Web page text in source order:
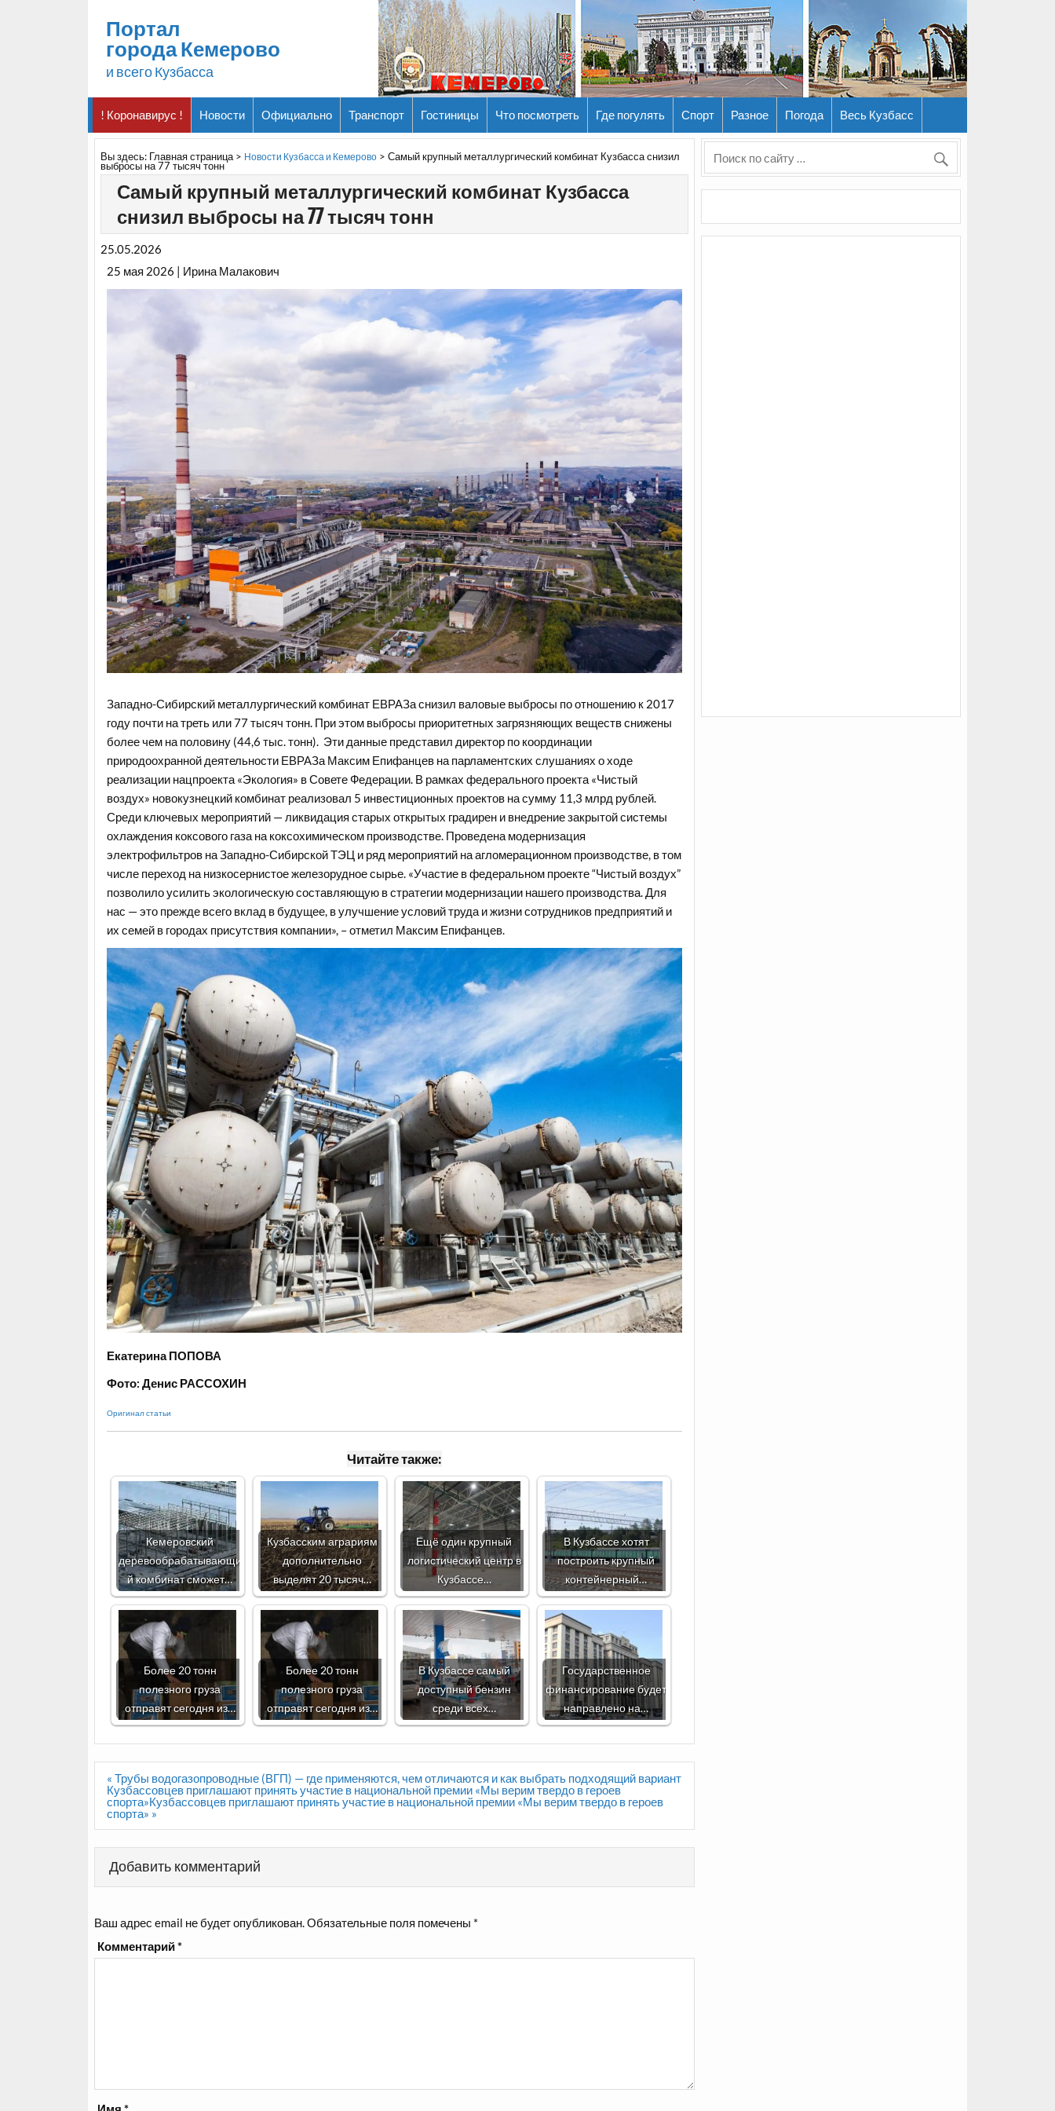
Портал
города Кемерово
и всего Кузбасса
! Коронавирус ! Новости Официально Транспорт Гостиницы Что посмотреть Где погулять Спорт Разное Погода Весь Кузбасс
Вы здесь: Главная страница> Новости Кузбасса и Кемерово >Самый крупный металлургический комбинат Кузбасса снизил
выбросы на 77 тысяч тонн
Самый крупный металлургический комбинат Кузбасса
снизил выбросы на 77 тысяч тонн
25.05.2026
25 мая 2026 | Ирина Малакович
Западно-Сибирский металлургический комбинат ЕВРАЗа снизил валовые выбросы по отношению к 2017
году почти на треть или 77 тысяч тонн. При этом выбросы приоритетных загрязняющих веществ снижены
более чем на половину (44,6 тыс. тонн). Эти данные представил директор по координации
природоохранной деятельности ЕВРАЗа Максим Епифанцев на парламентских слушаниях о ходе
реализации нацпроекта «Экология» в Совете Федерации. В рамках федерального проекта «Чистый
воздух» новокузнецкий комбинат реализовал 5 инвестиционных проектов на сумму 11,3 млрд рублей.
Среди ключевых мероприятий — ликвидация старых открытых градирен и внедрение закрытой системы
охлаждения коксового газа на коксохимическом производстве. Проведена модернизация
электрофильтров на Западно-Сибирской ТЭЦ и ряд мероприятий на агломерационном производстве, в том
числе переход на низкосернистое железорудное сырье. «Участие в федеральном проекте “Чистый воздух”
позволило усилить экологическую составляющую в стратегии модернизации нашего производства. Для
нас — это прежде всего вклад в будущее, в улучшение условий труда и жизни сотрудников предприятий и
их семей в городах присутствия компании», – отметил Максим Епифанцев.
Екатерина ПОПОВА
Фото: Денис РАССОХИН
Оригинал статьи
Читайте также:
Кемеровский
деревообрабатывающи
й комбинат сможет…
Кузбасским аграриям
дополнительно
выделят 20 тысяч…
Ещё один крупный
логистический центр в
Кузбассе…
В Кузбассе хотят
построить крупный
контейнерный…
Более 20 тонн
полезного груза
отправят сегодня из…
Более 20 тонн
полезного груза
отправят сегодня из…
В Кузбассе самый
доступный бензин
среди всех…
Государственное
финансирование будет
направлено на…
Навигация
по
записям
« Трубы водогазопроводные (ВГП) — где применяются, чем отличаются и как выбрать подходящий вариант
Кузбассовцев приглашают принять участие в национальной премии «Мы верим твердо в героев
спорта»Кузбассовцев приглашают принять участие в национальной премии «Мы верим твердо в героев
спорта» »
Добавить комментарий
Ваш адрес email не будет опубликован.Обязательные поля помечены *
Комментарий*